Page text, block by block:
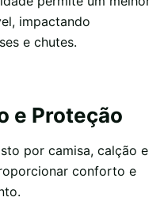
impactando
e chutes.
e Proteção
por camisa, calção e
conforto e